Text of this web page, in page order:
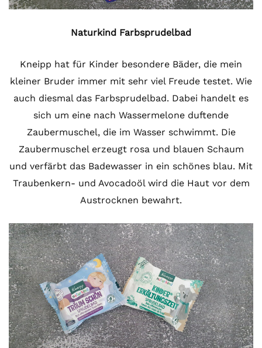
Naturkind Farbsprudelbad
Kneipp hat für Kinder besondere Bäder, die mein
kleiner Bruder immer mit sehr viel Freude testet. Wie
auch diesmal das Farbsprudelbad. Dabei handelt es
sich um eine nach Wassermelone duftende
Zaubermuschel, die im Wasser schwimmt. Die
Zaubermuschel erzeugt rosa und blauen Schaum
und verfärbt das Badewasser in ein schönes blau. Mit
Traubenkern- und Avocadoöl wird die Haut vor dem
Austrocknen bewahrt.